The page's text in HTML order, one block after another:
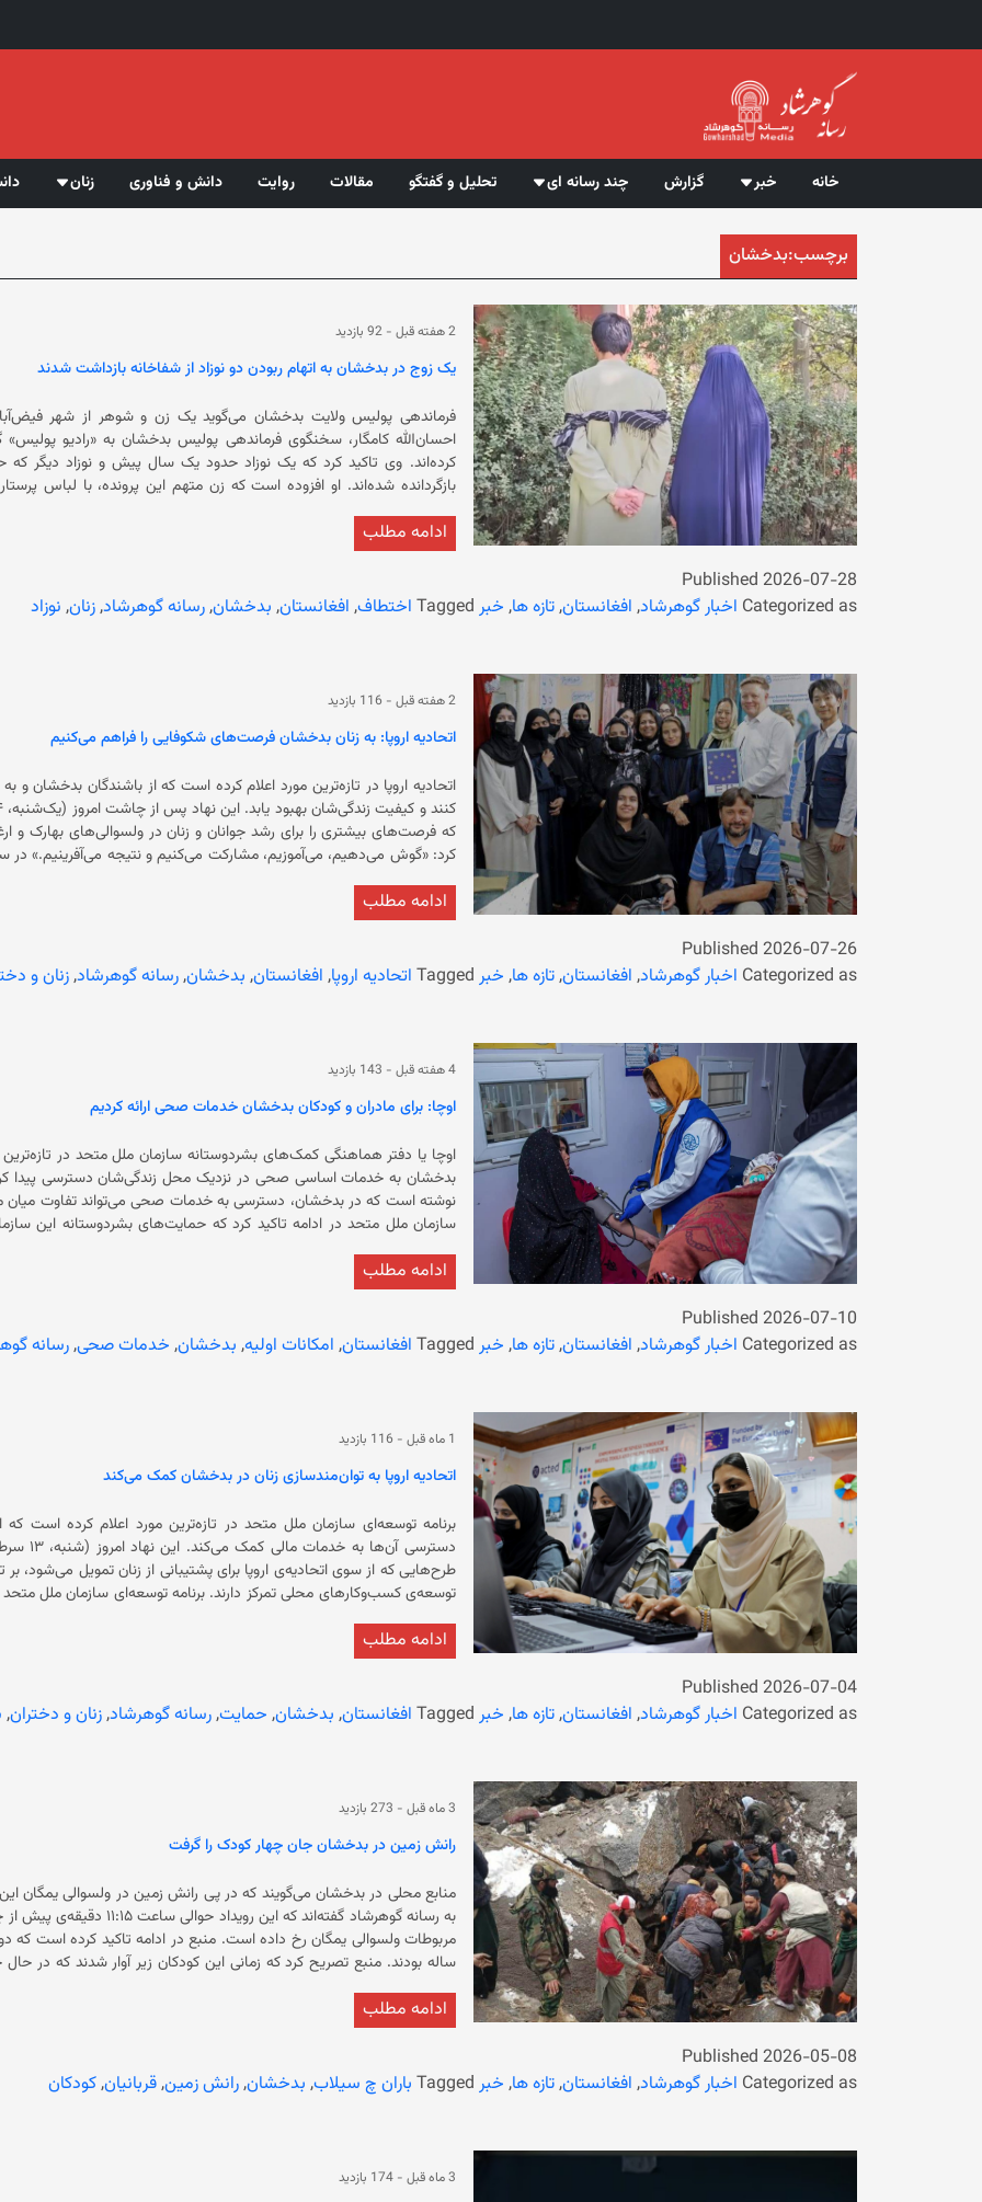
خانه خبر گزارش چند رسانه ای تحلیل و گفتگو مقالات روایت دانش و فناوری زنان
برچسب:بدخشان
2 هفته قبل - 92 بازدید
یک زوج در بدخشان به اتهام ربودن دو نوزاد از شفاخانه بازداشت شدند
فرماندهی پولیس ولایت بدخشان می‌گوید یک زن و شوهر از شهر
احسان‌الله کامگار، سخنگوی فرماندهی پولیس بدخشان به «رادیو
کرده‌اند. وی تاکید کرد که یک نوزاد حدود یک سال پیش و نوزاد
جراحی شده بود و در حالی که او نمی‌توانست از جایش تکان بخورد، یک زن با
ادامه مطلب
Published 2026-07-28
Categorized as اخبار گوهرشاد, افغانستان,تازه ها, خبر Tagged اختطاف, افغانستان, بدخشان,رسانه گوهرشاد,زنان, نوزاد
2 هفته قبل - 116 بازدید
اتحادیه اروپا: به زنان بدخشان فرصت‌های شکوفایی را فراهم می‌کنیم
اتحادیه‌ اروپا در تازه‌ترین مورد اعلام کرده است که از باشندگان بدخشان
کرد:
می‌کند که حکومت سرپرست پس از تسلط بر افغانستان، زنان و دختران
باشگاه‌های ورزشی، رستورانت‌ها، حمام‌های عمومی، معاینه توسط
ادامه مطلب
Published 2026-07-26
Categorized as اخبار گوهرشاد, افغانستان,تازه ها, خبر Tagged اتحادیه اروپا, افغانستان, بدخشان,رسانه گوهرشاد,زنان و
4 هفته قبل - 143 بازدید
اوچا: برای مادران و کودکان بدخشان خدمات صحی ارائه کردیم
اوچا یا دفتر هماهنگی کمک‌های بشردوستانه سازمان ملل متحد در
سازمان ملل متحد در ادامه تاکید کرد که حمایت‌های بشردوستانه این
در بسیاری از ولایت‌های دوردست این کشور هنوز هم مرکزهای درمانی وجود
ادامه مطلب
Published 2026-07-10
Categorized as اخبار گوهرشاد, افغانستان,تازه ها, خبر Tagged افغانستان, امکانات اولیه, بدخشان, خدمات صحی,رسانه
1 ماه قبل - 116 بازدید
اتحادیه اروپا به توان‌مندسازی زنان در بدخشان کمک می‌کند
برنامه‌ توسعه‌ای سازمان ملل متحد در تازه‌ترین مورد اعلام کرده است
طرح‌هایی که از سوی اتحادیه‌ی اروپا برای پشتیبانی از زنان تمویل می‌شود،
توسعه‌ی کسب‌وکارهای محلی تمرکز دارند. برنامه
محروم شوند.
ادامه مطلب
Published 2026-07-04
Categorized as اخبار گوهرشاد, افغانستان,تازه ها, خبر Tagged افغانستان, بدخشان, حمایت,رسانه گوهرشاد,زنان و دختران,
3 ماه قبل - 273 بازدید
رانش زمین در بدخشان جان چهار کودک را گرفت
دیگر زخمی شده‌اند.
ادامه مطلب
Published 2026-05-08
Categorized as اخبار گوهرشاد, افغانستان,تازه ها, خبر Tagged باران چ سیلاب, بدخشان,رانش زمین,قربانیان,کودکان
3 ماه قبل - 174 بازدید